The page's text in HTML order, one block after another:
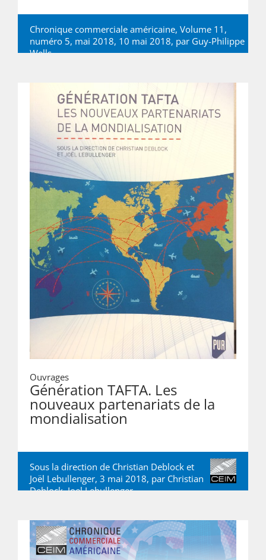
Chronique commerciale américaine, Volume 11,
numéro 5, mai 2018, 10 mai 2018, par Guy-Philippe
Wells
Ouvrages
Génération TAFTA. Les
nouveaux partenariats de la
mondialisation
Sous la direction de Christian Deblock et
Joël Lebullenger, 3 mai 2018, par Christian
Deblock,Joel Lebullenger